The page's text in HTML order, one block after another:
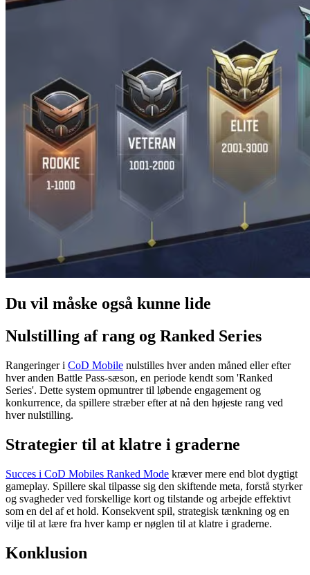
Du vil måske også kunne lide
Nulstilling af rang og Ranked Series
Rangeringer i CoD Mobile nulstilles hver anden måned eller efter
hver anden Battle Pass-sæson, en periode kendt som 'Ranked
Series'. Dette system opmuntrer til løbende engagement og
konkurrence, da spillere stræber efter at nå den højeste rang ved
hver nulstilling.
Strategier til at klatre i graderne
Succes i CoD Mobiles Ranked Mode kræver mere end blot dygtigt
gameplay. Spillere skal tilpasse sig den skiftende meta, forstå styrker
og svagheder ved forskellige kort og tilstande og arbejde effektivt
som en del af et hold. Konsekvent spil, strategisk tænkning og en
vilje til at lære fra hver kamp er nøglen til at klatre i graderne.
Konklusion